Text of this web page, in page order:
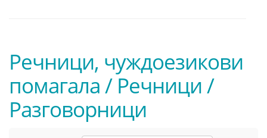
Речници, чуждоезикови
помагала / Речници /
Разговорници